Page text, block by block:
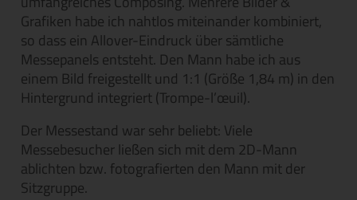
Grafiken habe ich nahtlos miteinander kombiniert,
so dass ein Allover-Eindruck über sämtliche
Messepanels entsteht. Den Mann habe ich aus
einem Bild freigestellt und 1:1 (Größe 1,84 m) in den
Hintergrund integriert (Trompe-l’œuil).
Der Messestand war sehr beliebt: Viele
Messebesucher ließen sich mit dem 2D-Mann
ablichten bzw. fotografierten den Mann mit der
Sitzgruppe.